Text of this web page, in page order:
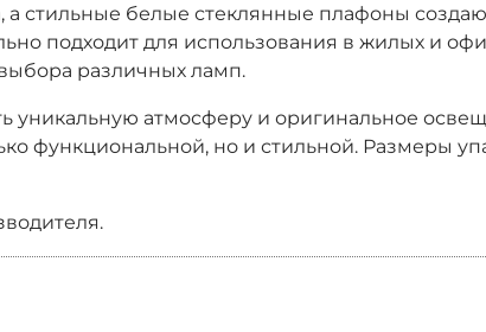
стильные белые стеклянные плафоны
подходит для использования в жилых и
различных ламп.
уникальную атмосферу и оригинальное
функциональной, но и стильной. Размеры